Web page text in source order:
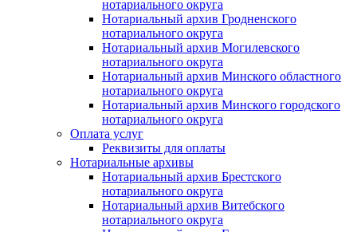
нотариального округа
Нотариальный архив Гродненского
нотариального округа
Нотариальный архив Могилевского
нотариального округа
Нотариальный архив Минского областного
нотариального округа
Нотариальный архив Минского городского
нотариального округа
Оплата услуг
Реквизиты для оплаты
Нотариальные архивы
Нотариальный архив Брестского
нотариального округа
Нотариальный архив Витебского
нотариального округа